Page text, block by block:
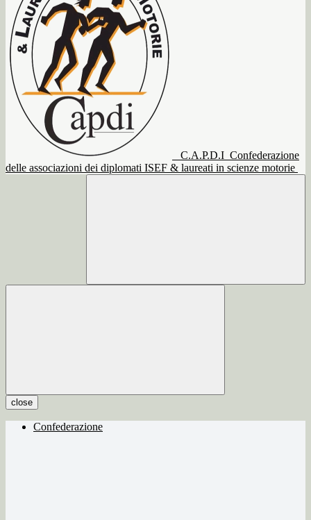
C.A.P.D.I Confederazione
delle associazioni dei diplomati ISEF & laureati in scienze motorie
close
Confederazione